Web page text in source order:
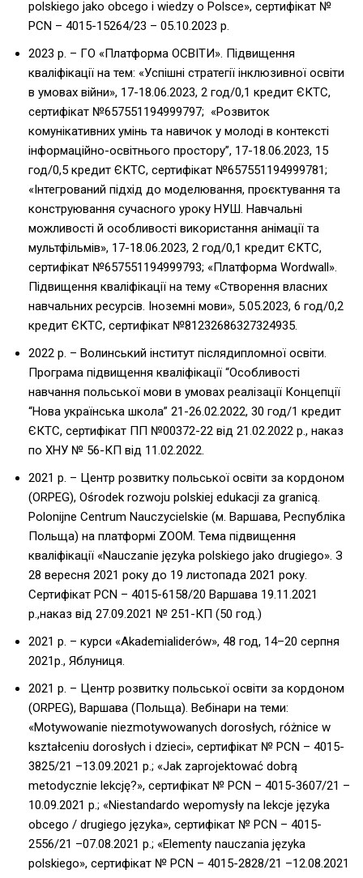
polskiego jako obcego i wiedzy o Polsce», cертифікат №
PCN – 4015-15264/23 – 05.10.2023 р.
2023 р. – ГО «Платформа ОСВІТИ». Підвищення
кваліфікації на тем: «Успішні стратегії інклюзивної освіти
в умовах війни», 17-18.06.2023, 2 год/0,1 кредит ЄКТС,
сертифікат №657551194999797; «Розвиток
комунікативних умінь та навичок у молоді в контексті
інформаційно-освітнього простору”, 17-18.06.2023, 15
год/0,5 кредит ЄКТС, сертифікат №657551194999781;
«Інтегрований підхід до моделювання, проєктування та
конструювання сучасного уроку НУШ. Навчальні
можливості й особливості використання анімації та
мультфільмів», 17-18.06.2023, 2 год/0,1 кредит ЄКТС,
сертифікат №657551194999793; «Платформа Wordwall».
Підвищення кваліфікації на тему «Cтворення власних
навчальних ресурсів. Іноземні мови», 5.05.2023, 6 год/0,2
кредит ЄКТС, сертифікат №81232686327324935.
2022 р. – Волинський інститут післядипломної освіти.
Програма підвищення кваліфікації “Особливості
навчання польської мови в умовах реалізації Концепції
“Нова українська школа” 21-26.02.2022, 30 год/1 кредит
ЄКТС, сертифікат ПП №00372-22 від 21.02.2022 р., наказ
по ХНУ № 56-КП від 11.02.2022.
2021 р. – Центр розвитку польської освіти за кордоном
(ORPEG), Ośrodek rozwoju polskiej edukacji za granicą.
Polonijne Centrum Nauczycielskie (м. Варшава, Республіка
Польща) на платформі ZOOM. Тема підвищення
кваліфікації «Nauczanie języka polskiego jako drugiego». З
28 вересня 2021 року до 19 листопада 2021 року.
Сертифікат PCN – 4015-6158/20 Варшава 19.11.2021
р.,наказ від 27.09.2021 № 251-КП (50 год.)
2021 р. – курси «Akademialiderów», 48 год, 14–20 серпня
2021р., Яблуниця.
2021 р. – Центр розвитку польської освіти за кордоном
(ORPEG), Варшава (Польща). Вебінари на теми:
«Motywowanie niezmotywowanych dorosłych, różnice w
kształceniu dorosłych i dzieci», cертифікат № PCN – 4015-
3825/21 –13.09.2021 р.; «Jak zaprojektować dobrą
metodycznie lekcję?», cертифікат № PCN – 4015-3607/21 –
10.09.2021 р.; «Niestandardo wepomysły na lekcje języka
obcego / drugiego języka», cертифікат № PCN – 4015-
2556/21 –07.08.2021 р.; «Elementy nauczania języka
polskiego», cертифікат № PCN – 4015-2828/21 –12.08.2021